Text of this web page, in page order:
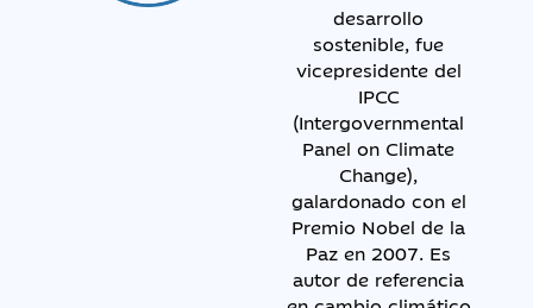
desarrollo
sostenible, fue
vicepresidente del
IPCC
(Intergovernmental
Panel on Climate
Change),
galardonado con el
Premio Nobel de la
Paz en 2007. Es
autor de referencia